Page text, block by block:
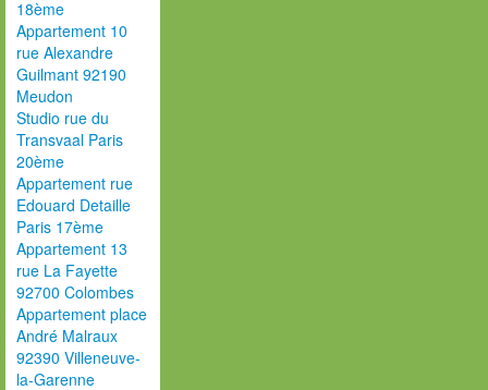
18ème
Appartement 10
rue Alexandre
Guilmant 92190
Meudon
Studio rue du
Transvaal Paris
20ème
Appartement rue
Edouard Detaille
Paris 17ème
Appartement 13
rue La Fayette
92700 Colombes
Appartement place
André Malraux
92390 Villeneuve-
la-Garenne